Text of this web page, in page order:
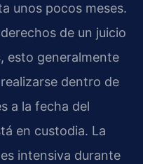
unos pocos meses.
de un juicio
esto generalmente
dentro de
a la fecha del
en custodia. La
intensiva durante